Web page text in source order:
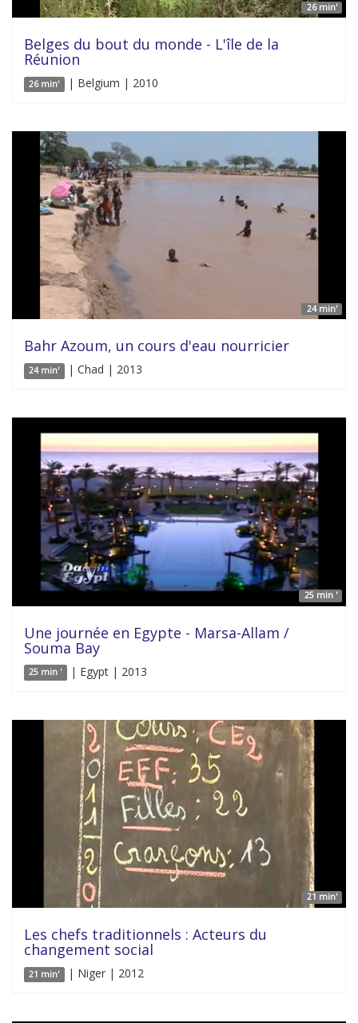
26 min'
Belges du bout du monde - L'île de la
Réunion
26 min' | Belgium | 2010
24 min'
Bahr Azoum, un cours d'eau nourricier
24 min' | Chad | 2013
25 min '
Une journée en Egypte - Marsa-Allam /
Souma Bay
25 min ' | Egypt | 2013
21 min'
Les chefs traditionnels : Acteurs du
changement social
21 min' | Niger | 2012